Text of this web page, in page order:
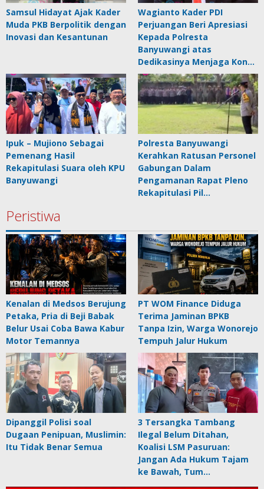
Samsul Hidayat Ajak Kader
Muda PKB Berpolitik dengan
Inovasi dan Kesantunan
Wagianto Kader PDI
Perjuangan Beri Apresiasi
Kepada Polresta
Banyuwangi atas
Dedikasinya Menjaga Kon…
Ipuk – Mujiono Sebagai
Pemenang Hasil
Rekapitulasi Suara oleh KPU
Banyuwangi
Polresta Banyuwangi
Kerahkan Ratusan Personel
Gabungan Dalam
Pengamanan Rapat Pleno
Rekapitulasi Pil…
Peristiwa
Kenalan di Medsos Berujung
Petaka, Pria di Beji Babak
Belur Usai Coba Bawa Kabur
Motor Temannya
PT WOM Finance Diduga
Terima Jaminan BPKB
Tanpa Izin, Warga Wonorejo
Tempuh Jalur Hukum
Dipanggil Polisi soal
Dugaan Penipuan, Muslimin:
Itu Tidak Benar Semua
3 Tersangka Tambang
Ilegal Belum Ditahan,
Koalisi LSM Pasuruan:
Jangan Ada Hukum Tajam
ke Bawah, Tum…